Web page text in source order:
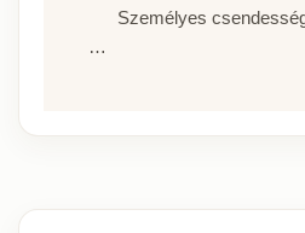
Személyes
…